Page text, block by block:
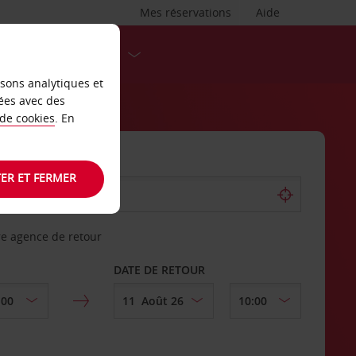
Aide
Mes réservations
agence de retour
DATE DE RETOUR
analytiques et
avec des
cookies. En
ET FERMER